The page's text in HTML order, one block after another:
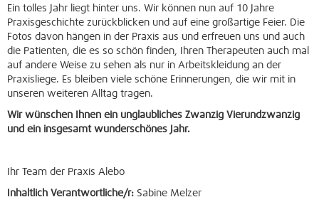
Ein tolles Jahr liegt hinter uns. Wir können nun auf 10 Jahre
Praxisgeschichte zurückblicken und auf eine großartige Feier. Die
Fotos davon hängen in der Praxis aus und erfreuen uns und auch
die Patienten, die es so schön finden, Ihren Therapeuten auch mal
auf andere Weise zu sehen als nur in Arbeitskleidung an der
Praxisliege. Es bleiben viele schöne Erinnerungen, die wir mit in
unseren weiteren Alltag tragen.
Wir wünschen Ihnen ein unglaubliches Zwanzig Vierundzwanzig
und ein insgesamt wunderschönes Jahr.
Ihr Team der Praxis Alebo
Inhaltlich Verantwortliche/r: Sabine Melzer